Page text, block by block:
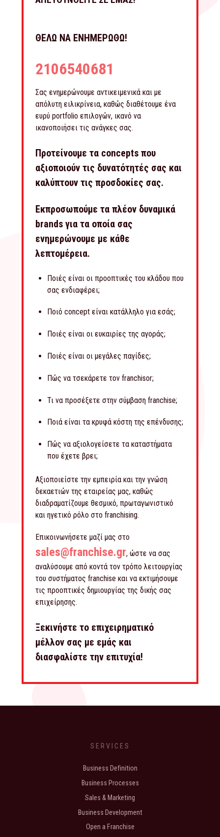
ΘΕΛΩ ΝΑ ΕΝΗΜΕΡΩΘΩ!
2106540681
Σας ενημερώνουμε αντικειμενικά και με
απόλυτη ειλικρίνεια, καθώς διαθέτουμε ένα
ευρύ portfolio επιλογών, ικανό να
ικανοποιήσει τις ανάγκες σας.
Προτείνουμε τα concepts που
αξιοποιούν τις δυνατότητές σας και
καλύπτουν τις προσδοκίες σας.
Εκπροσωπούμε τα πλέον δυναμικά
brands για τα οποία σας
ενημερώνουμε με κάθε
λεπτομέρεια.
Ποιές είναι οι προοπτικές του κλάδου που
σας ενδιαφέρει;
Ποιό concept είναι κατάλληλο για εσάς;
Ποιές είναι οι ευκαιρίες της αγοράς;
Ποιές είναι οι μεγάλες παγίδες;
Πώς να τσεκάρετε τον franchisor;
Τι να προσέξετε στην σύμβαση franchise;
Ποιά είναι τα κρυφά κόστη της επένδυσης;
Πώς να αξιολογείσετε τα καταστήματα
που έχετε βρει;
Αξιοποιείστε την εμπειρία και την γνώση
δεκαετιών της εταιρείας μας, καθώς
διαδραματίζουμε θεσμικό, πρωταγωνιστικό
και ηγετικό ρόλο στο franchising.
Επικοινωνήσετε μαζί μας στο
sales@franchise.gr, ώστε να σας
αναλύσουμε από κοντά τον τρόπο λειτουργίας
του συστήματος franchise και να εκτιμήσουμε
τις προοπτικές δημιουργίας της δικής σας
επιχείρησης.
Ξεκινήστε το επιχειρηματικό
μέλλον σας με εμάς και
διασφαλίστε την επιτυχία!
SERVICES
Business Definition
Business Processes
Sales & Marketing
Business Development
Open a Franchise